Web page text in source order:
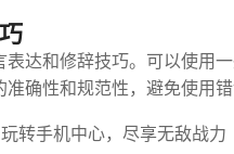
达和修辞技巧。可以使用
确性和规范性，避免使用